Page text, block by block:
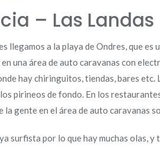
– Las
llegamos a la playa de Ondres, que
en una área de auto caravanas con
hay chiringuitos, tiendas, bares etc.
pirineos de fondo. En los
la gente en el área de auto caravanas
surfista por lo que hay muchas olas,